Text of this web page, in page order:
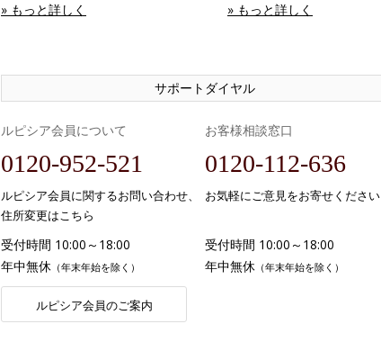
» もっと詳しく » もっと詳しく
サポートダイヤル
ルピシア会員について
0120-952-521
ルピシア会員に関するお問い合わせ、
住所変更はこちら
受付時間 10:00～18:00
年中無休 （年末年始を除く）
ルピシア会員のご案内
お客様相談窓口
0120-112-636
お気軽にご意見をお寄せください
受付時間 10:00～18:00
年中無休 （年末年始を除く）